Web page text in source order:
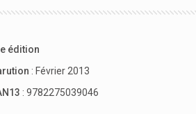
édition
: Février 2013
: 9782275039046